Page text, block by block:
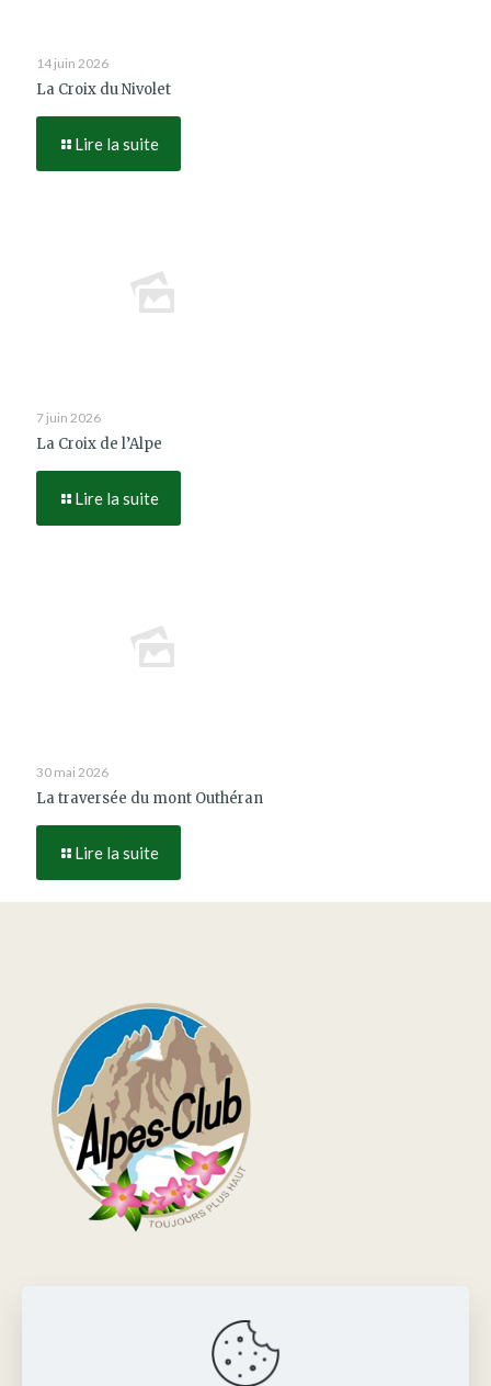
14 juin 2026
La Croix du Nivolet
Lire la suite
7 juin 2026
La Croix de l’Alpe
Lire la suite
30 mai 2026
La traversée du mont Outhéran
Lire la suite